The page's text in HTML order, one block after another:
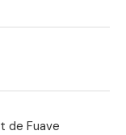
de Fuave